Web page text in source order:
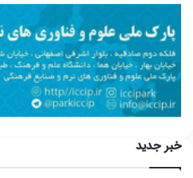
خبر جدید